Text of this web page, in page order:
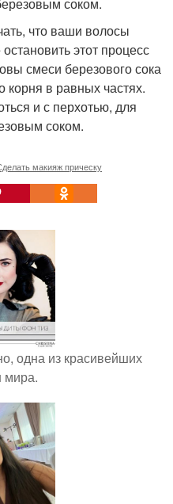
что ваши волосы
этот процесс
смеси березового сока
корня в равных частях.
и с перхотью, для
соком.
макияж прическу
одна из красивейших